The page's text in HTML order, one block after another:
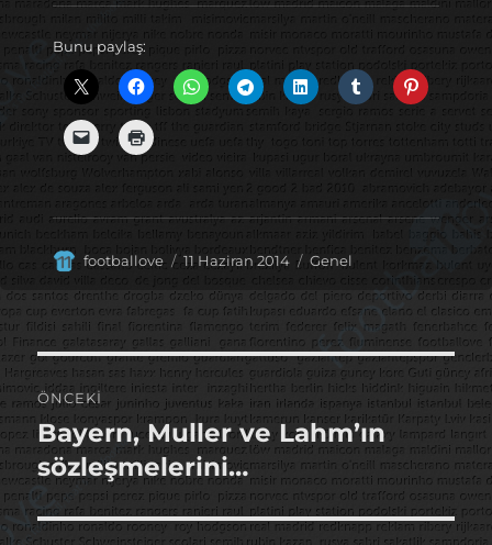
Bunu paylaş:
Yazar
footballove
Yayın
tarihi
11 Haziran 2014 Kategoriler
Genel
Yazı
gezinmesi
ÖNCEKI
Önceki
yazı:
Bayern, Muller ve Lahm’ın
sözleşmelerini…